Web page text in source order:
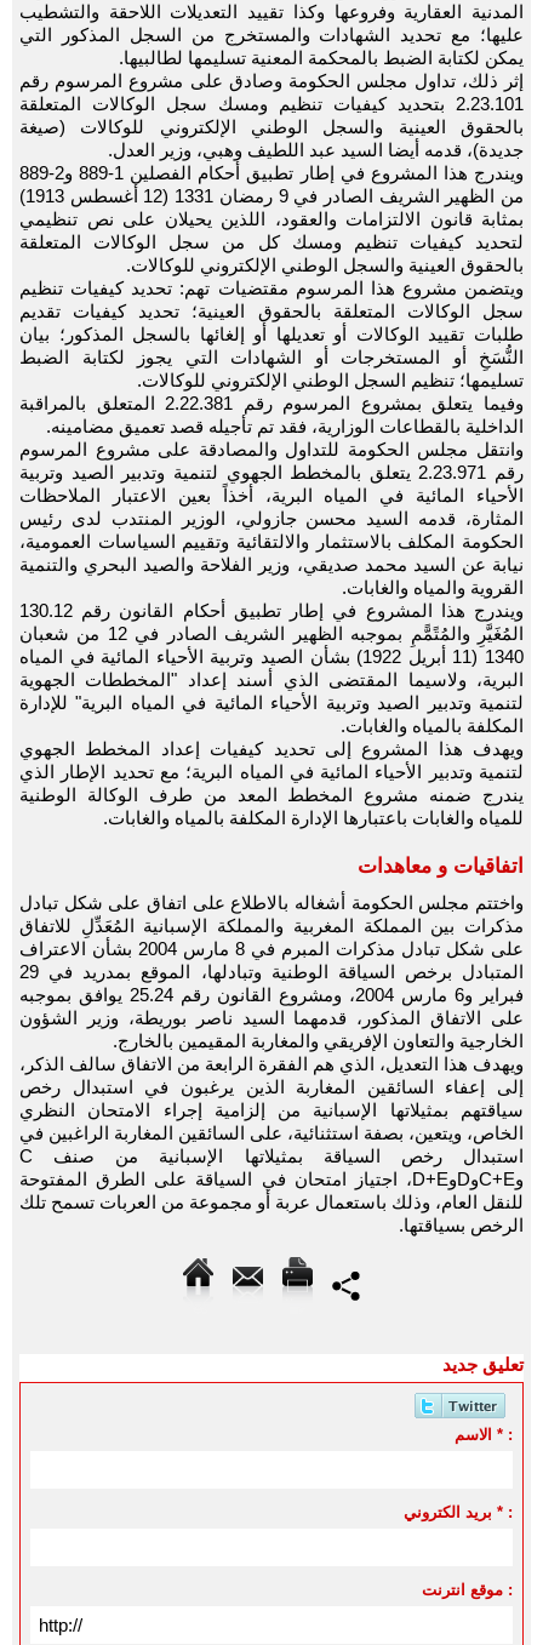
المدنية العقارية وفروعها وكذا تقييد التعديلات اللاحقة والتشطيب
عليها؛ مع تحديد الشهادات والمستخرج من السجل المذكور التي
يمكن لكتابة الضبط بالمحكمة المعنية تسليمها لطالبيها.
إثر ذلك، تداول مجلس الحكومة وصادق على مشروع المرسوم رقم
2.23.101 بتحديد كيفيات تنظيم ومسك سجل الوكالات المتعلقة
بالحقوق العينية والسجل الوطني الإلكتروني للوكالات (صيغة
جديدة)، قدمه أيضا السيد عبد اللطيف وهبي، وزير العدل.
ويندرج هذا المشروع في إطار تطبيق أحكام الفصلين 1-889 و2-889
من الظهير الشريف الصادر في 9 رمضان 1331 (12 أغسطس 1913)
بمثابة قانون الالتزامات والعقود، اللذين يحيلان على نص تنظيمي
لتحديد كيفيات تنظيم ومسك كل من سجل الوكالات المتعلقة
بالحقوق العينية والسجل الوطني الإلكتروني للوكالات.
ويتضمن مشروع هذا المرسوم مقتضيات تهم: تحديد كيفيات تنظيم
سجل الوكالات المتعلقة بالحقوق العينية؛ تحديد كيفيات تقديم
طلبات تقييد الوكالات أو تعديلها أو إلغائها بالسجل المذكور؛ بيان
النُّسَخِ أو المستخرجات أو الشهادات التي يجوز لكتابة الضبط
تسليمها؛ تنظيم السجل الوطني الإلكتروني للوكالات.
وفيما يتعلق بمشروع المرسوم رقم 2.22.381 المتعلق بالمراقبة
الداخلية بالقطاعات الوزارية، فقد تم تأجيله قصد تعميق مضامينه.
وانتقل مجلس الحكومة للتداول والمصادقة على مشروع المرسوم
رقم 2.23.971 يتعلق بالمخطط الجهوي لتنمية وتدبير الصيد وتربية
الأحياء المائية في المياه البرية، أخذاً بعين الاعتبار الملاحظات
المثارة، قدمه السيد محسن جازولي، الوزير المنتدب لدى رئيس
الحكومة المكلف بالاستثمار والالتقائية وتقييم السياسات العمومية،
نيابة عن السيد محمد صديقي، وزير الفلاحة والصيد البحري والتنمية
القروية والمياه والغابات.
ويندرج هذا المشروع في إطار تطبيق أحكام القانون رقم 130.12
المُغَيَّرِ والمُتًمًّمِ بموجبه الظهير الشريف الصادر في 12 من شعبان
1340 (11 أبريل 1922) بشأن الصيد وتربية الأحياء المائية في المياه
البرية، ولاسيما المقتضى الذي أسند إعداد "المخططات الجهوية
لتنمية وتدبير الصيد وتربية الأحياء المائية في المياه البرية" للإدارة
المكلفة بالمياه والغابات.
ويهدف هذا المشروع إلى تحديد كيفيات إعداد المخطط الجهوي
لتنمية وتدبير الأحياء المائية في المياه البرية؛ مع تحديد الإطار الذي
يندرج ضمنه مشروع المخطط المعد من طرف الوكالة الوطنية
للمياه والغابات باعتبارها الإدارة المكلفة بالمياه والغابات.
اتفاقيات و معاهدات
واختتم مجلس الحكومة أشغاله بالاطلاع على اتفاق على شكل تبادل
مذكرات بين المملكة المغربية والمملكة الإسبانية المُعَدِّلِ للاتفاق
على شكل تبادل مذكرات المبرم في 8 مارس 2004 بشأن الاعتراف
المتبادل برخص السياقة الوطنية وتبادلها، الموقع بمدريد في 29
فبراير و6 مارس 2004، ومشروع القانون رقم 25.24 يوافق بموجبه
على الاتفاق المذكور، قدمهما السيد ناصر بوريطة، وزير الشؤون
الخارجية والتعاون الإفريقي والمغاربة المقيمين بالخارج.
ويهدف هذا التعديل، الذي هم الفقرة الرابعة من الاتفاق سالف الذكر،
إلى إعفاء السائقين المغاربة الذين يرغبون في استبدال رخص
سياقتهم بمثيلاتها الإسبانية من إلزامية إجراء الامتحان النظري
الخاص، ويتعين، بصفة استثنائية، على السائقين المغاربة الراغبين في
استبدال رخص السياقة بمثيلاتها الإسبانية من صنف C
وC+EوDوD+E، اجتياز امتحان في السياقة على الطرق المفتوحة
للنقل العام، وذلك باستعمال عربة أو مجموعة من العربات تسمح تلك
الرخص بسياقتها.
تعليق جديد
الاسم * :
بريد الكتروني * :
موقع انترنت :